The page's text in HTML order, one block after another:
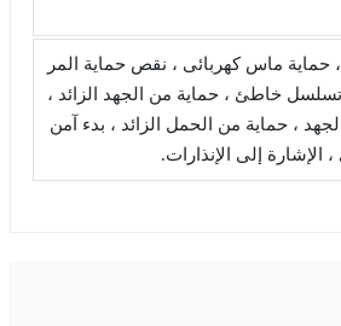
حماية ماس كهربائى ، نقص حماية المر
خاطئ ، حماية من الجهد الزائد ،
، حماية من الحمل الزائد ، بدء آمن
الإشارة إلى الإنذارات.